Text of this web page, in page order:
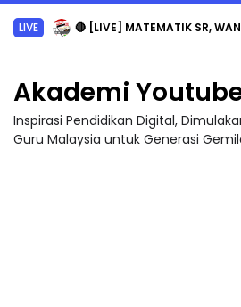
LIVE 🔴 [LIVE] MATEMATIK SR, WANG TAHUN 6 OLEH CIKGU ANITA
Akademi
Inspirasi Pendidikan Digital,
Guru Malaysia untuk Generasi